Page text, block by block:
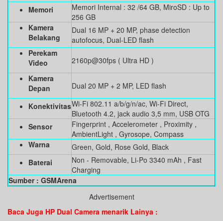
Memori
Memori Internal : 32 /64 GB, MiroSD : Up to
256 GB
Kamera
Belakang
Dual 16 MP + 20 MP, phase detection
autofocus, Dual-LED flash
Perekam
Video
2160p@30fps ( Ultra HD )
Kamera
Depan
Dual 20 MP + 2 MP, LED flash
KonektivitasWi-Fi 802.11 a/b/g/n/ac, Wi-Fi Direct,
Bluetooth 4.2, jack audio 3,5 mm, USB OTG
Sensor
Fingerprint , Accelerometer , Proximity ,
AmbientLight , Gyrosope, Compass
Warna
Green, Gold, Rose Gold, Black
Baterai
Non - Removable, Li-Po 3340 mAh , Fast
Charging
Sumber : GSMArena
Advertisement
Baca Juga HP Dual Camera menarik Lainya :